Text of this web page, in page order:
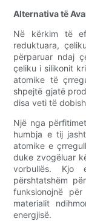
Alternativa të
Në kërkim të
reduktuara,
përparuar ndaj
çeliku i silikonit
atomike të
shpejtë gjatë
disa veti të
Një nga
humbja e tij
atomike e
duke zvogëluar
vorbullës. Kjo
përshtatshëm
funksionojnë
materialit
energjisë.